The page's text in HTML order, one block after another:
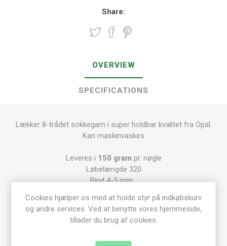
Share:
OVERVIEW
SPECIFICATIONS
Lækker 8-trådet sokkegarn i super holdbar kvalitet fra Opal.
Kan maskinvaskes
Leveres i 150 gram pr. nøgle
Løbelængde 320
Pind 4-5 mm
75% Uld
25% Polyamid
Cookies hjælper os med at holde styr på indkøbskurv
og andre services. Ved at benytte vores hjemmeside,
tillader du brug af cookies.